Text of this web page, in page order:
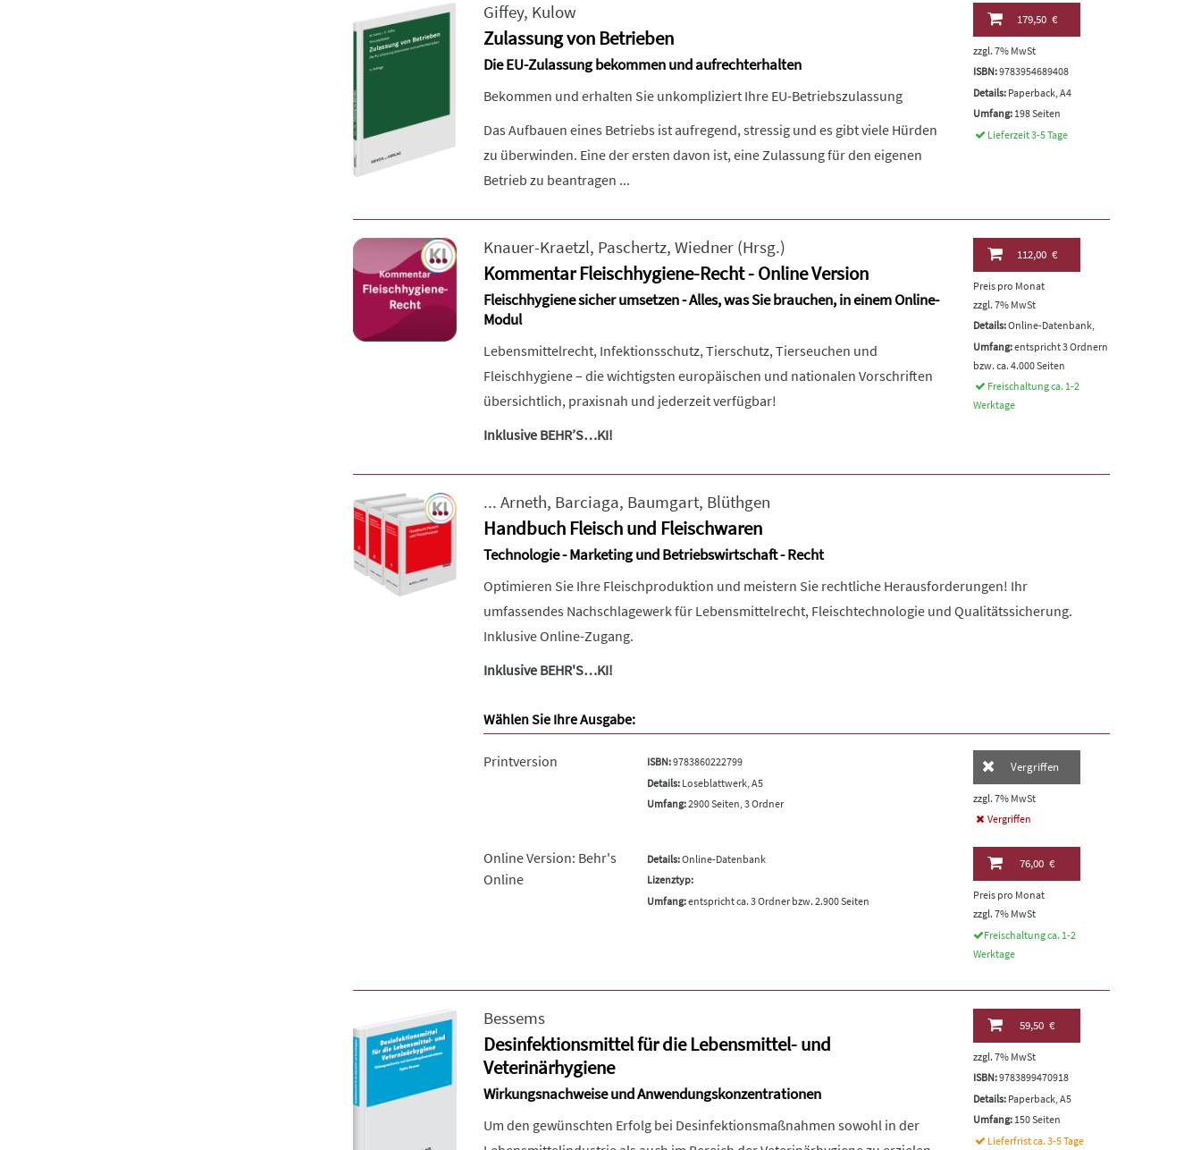
Giffey, Kulow
Zulassung von Betrieben
Die EU-Zulassung bekommen und aufrechterhalten
Bekommen und erhalten Sie unkompliziert Ihre EU-Betriebszulassung
Das Aufbauen eines Betriebs ist aufregend, stressig und es gibt viele Hürden
zu überwinden. Eine der ersten davon ist, eine Zulassung für den eigenen
Betrieb zu beantragen ...
179,50 €
zzgl. 7% MwSt
ISBN:9783954689408
Details: Paperback, A4
Umfang: 198 Seiten
Lieferzeit 3-5 Tage
Knauer-Kraetzl, Paschertz, Wiedner(Hrsg.)
Kommentar Fleischhygiene-Recht - Online Version
Fleischhygiene sicher umsetzen - Alles, was Sie brauchen, in einem Online-
Modul
Lebensmittelrecht, Infektionsschutz, Tierschutz, Tierseuchen und
Fleischhygiene – die wichtigsten europäischen und nationalen Vorschriften
übersichtlich, praxisnah und jederzeit verfügbar!
Inklusive BEHR’S…KI!
112,00 €
Preis pro Monat
zzgl. 7% MwSt
Details:Online-Datenbank,
Umfang:entspricht 3 Ordnern
bzw. ca. 4.000 Seiten
Freischaltung ca. 1-2
Werktage
... Arneth, Barciaga, Baumgart, Blüthgen
Handbuch Fleisch und Fleischwaren
Technologie - Marketing und Betriebswirtschaft - Recht
Optimieren Sie Ihre Fleischproduktion und meistern Sie rechtliche Herausforderungen! Ihr
umfassendes Nachschlagewerk für Lebensmittelrecht, Fleischtechnologie und Qualitätssicherung.
Inklusive Online-Zugang.
Inklusive BEHR'S…KI!
Wählen Sie Ihre Ausgabe:
Printversion ISBN:9783860222799
Details:Loseblattwerk, A5
Umfang:2900 Seiten, 3 Ordner
Vergriffen
zzgl. 7% MwSt
Vergriffen
Online Version: Behr's
Online
Details:Online-Datenbank
Lizenztyp:
Umfang:entspricht ca. 3 Ordner bzw. 2.900 Seiten
76,00 €
Preis pro Monat
zzgl. 7% MwSt
Freischaltung ca. 1-2
Werktage
Bessems
Desinfektionsmittel für die Lebensmittel- und
Veterinärhygiene
Wirkungsnachweise und Anwendungskonzentrationen
Um den gewünschten Erfolg bei Desinfektionsmaßnahmen sowohl in der
59,50 €
zzgl. 7% MwSt
ISBN:9783899470918
Details: Paperback, A5
Umfang: 150 Seiten
Lieferfrist ca. 3-5 Tage